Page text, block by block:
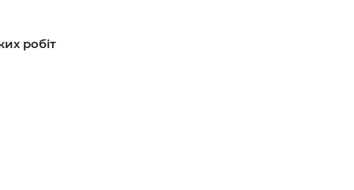
робіт